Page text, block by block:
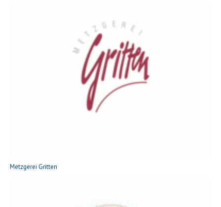
Metzgerei Gritten